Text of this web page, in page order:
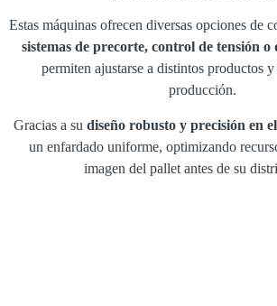
Estas máquinas ofrecen diversas opciones
sistemas de precorte, control de tensión o
permiten ajustarse a distintos productos y
producción.
Gracias a su diseño robusto y precisión en
un enfardado uniforme, optimizando
imagen del pallet antes de su